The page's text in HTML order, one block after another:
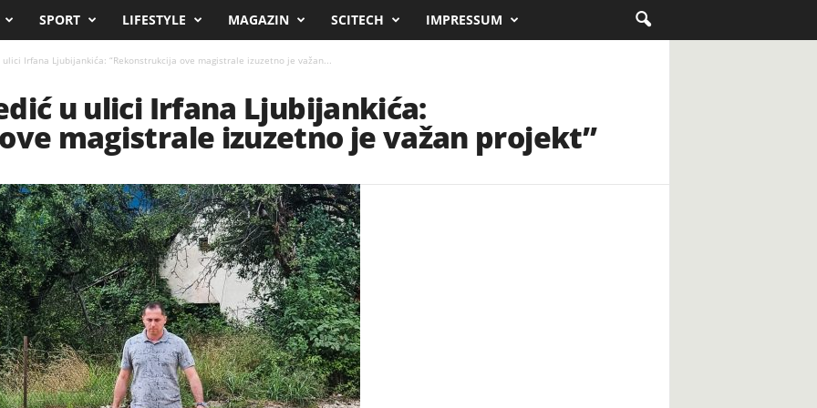
SPORT LIFESTYLE MAGAZIN SCITECH IMPRESSUM
ulici Irfana Ljubijankića: “Rekonstrukcija ove magistrale izuzetno je važan...
u ulici Irfana Ljubijankića:
magistrale izuzetno je važan projekt”